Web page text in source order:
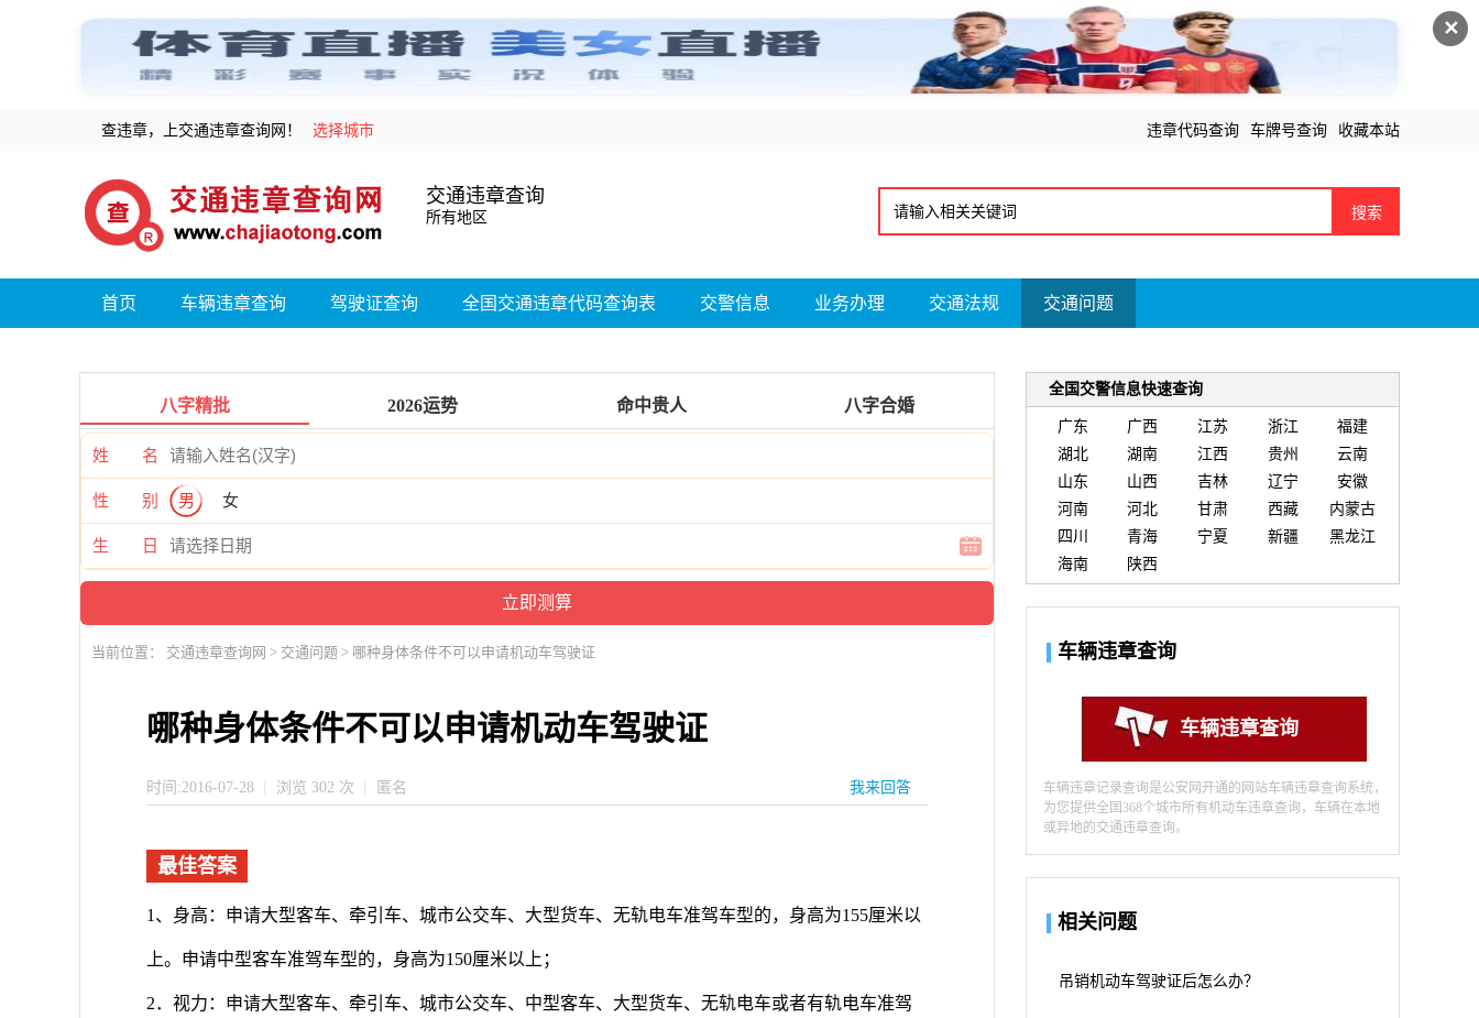
✕
查违章，上交通违章查询网！ 选择城市 违章代码查询 车牌号查询 收藏本站
交通违章查询
所有地区 搜索
首页 车辆违章查询 驾驶证查询 全国交通违章代码查询表 交警信息 业务办理 交通法规 交通问题
八字精批 2026运势 命中贵人 八字合婚
姓 名
性 别 男 女
生 日
当前位置： 交通违章查询网 > 交通问题 > 哪种身体条件不可以申请机动车驾驶证
哪种身体条件不可以申请机动车驾驶证
时间:2016-07-28 浏览 302 次 匿名 我来回答
最佳答案
1、身高：申请大型客车、牵引车、城市公交车、大型货车、无轨电车准驾车型的，身高为155厘米以
上。申请中型客车准驾车型的，身高为150厘米以上；
2．视力：申请大型客车、牵引车、城市公交车、中型客车、大型货车、无轨电车或者有轨电车准驾
全国交警信息快速查询
广东 广西 江苏 浙江
福建
湖北
湖南 江西 贵州
云南
山东
山西 吉林 辽宁
安徽
河南
河北 甘肃 西藏
内蒙古
四川
青海 宁夏 新疆
黑龙江
海南
陕西
车辆违章查询
车辆违章查询
车辆违章记录查询是公安网开通的网站车辆违章查询系统，
为您提供全国368个城市所有机动车违章查询，车辆在本地
或异地的交通违章查询。
相关问题
吊销机动车驾驶证后怎么办？